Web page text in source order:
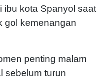
ibu kota Spanyol saat
gol kemenangan
penting malam
sebelum turun